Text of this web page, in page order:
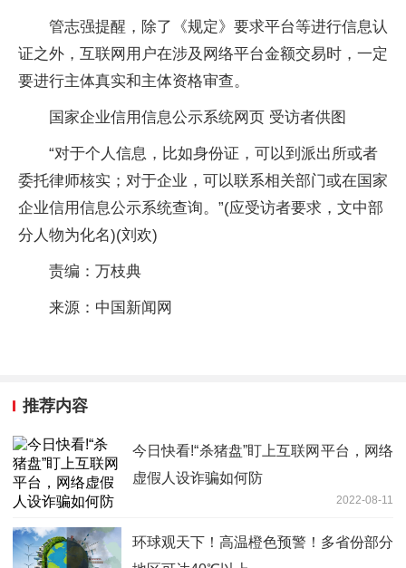
管志强提醒，除了《规定》要求平台等进行信息认
证之外，互联网用户在涉及网络平台金额交易时，一定
要进行主体真实和主体资格审查。
国家企业信用信息公示系统网页 受访者供图
“对于个人信息，比如身份证，可以到派出所或者
委托律师核实；对于企业，可以联系相关部门或在国家
企业信用信息公示系统查询。”(应受访者要求，文中部
分人物为化名)(刘欢)
责编：万枝典
来源：中国新闻网
推荐内容
今日快看!“杀猪盘”盯上互联网平台，网络
虚假人设诈骗如何防
2022-08-11
环球观天下！高温橙色预警！多省份部分